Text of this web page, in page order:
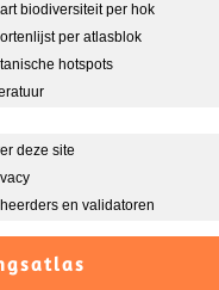
biodiversiteit per hok
per atlasblok
hotspots
deze site
en validatoren